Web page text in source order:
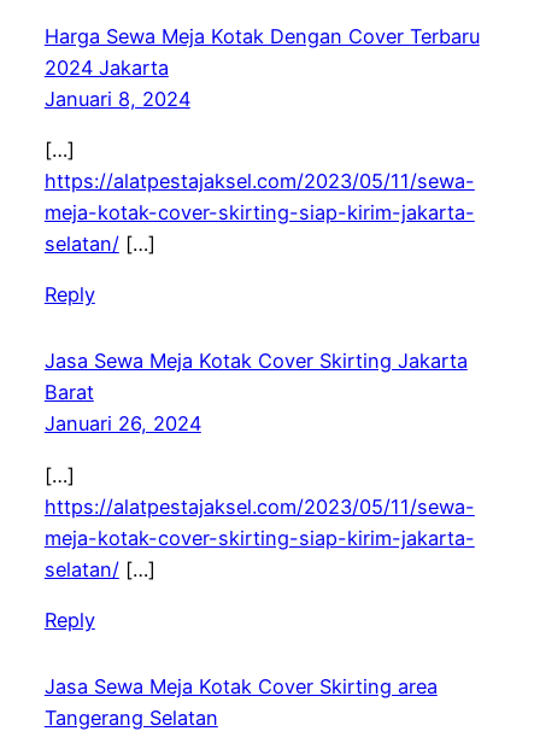
Harga Sewa Meja Kotak Dengan Cover Terbaru
2024 Jakarta
Januari 8, 2024
[…]
https://alatpestajaksel.com/2023/05/11/sewa-
meja-kotak-cover-skirting-siap-kirim-jakarta-
selatan/[…]
Reply
Jasa Sewa Meja Kotak Cover Skirting Jakarta
Barat
Januari 26, 2024
[…]
https://alatpestajaksel.com/2023/05/11/sewa-
meja-kotak-cover-skirting-siap-kirim-jakarta-
selatan/[…]
Reply
Jasa Sewa Meja Kotak Cover Skirting area
Tangerang Selatan